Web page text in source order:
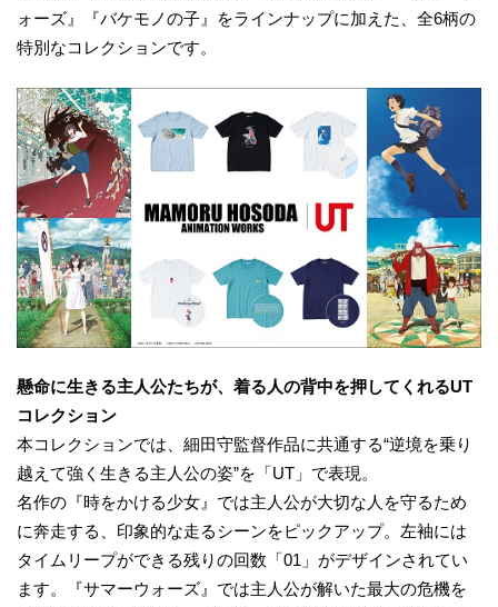
ォーズ』『バケモノの子』をラインナップに加えた、全6柄の
特別なコレクションです。
懸命に生きる主人公たちが、着る人の背中を押してくれるUT
コレクション
本コレクションでは、細田守監督作品に共通する“逆境を乗り
越えて強く生きる主人公の姿”を「UT」で表現。
名作の『時をかける少女』では主人公が大切な人を守るため
に奔走する、印象的な走るシーンをピックアップ。左袖には
タイムリープができる残りの回数「01」がデザインされてい
ます。『サマーウォーズ』では主人公が解いた最大の危機を